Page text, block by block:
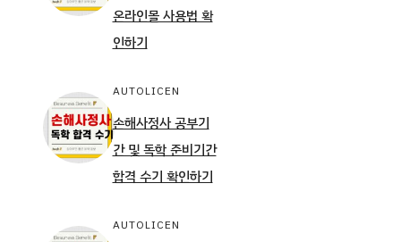
온라인몰 사용법 확
인하기
AUTOLICEN
손해사정사 공부기
간 및 독학 준비기간
합격 수기 확인하기
AUTOLICEN